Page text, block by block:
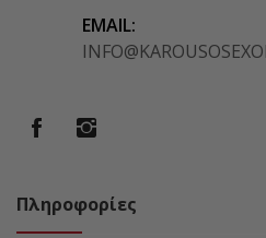
EMAIL:
Πληροφορίες